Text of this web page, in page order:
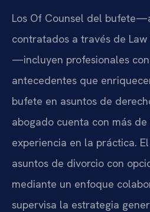
Los Of Counsel del
contratados a través de Law
—incluyen profesionales
antecedentes que
bufete en asuntos de
abogado cuenta con más
experiencia en la práctica.
asuntos de divorcio con
mediante un enfoque
supervisa la estrategia